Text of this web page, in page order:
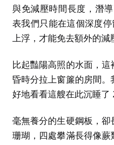
與免減壓時間長度，潛
表我們只能在這個深度
上浮，才能免去額外的減
比起豔陽高照的水面，
昏時分拉上窗簾的房間
好地看看這艘在此沉睡了
毫無養分的生硬鋼板，卻
珊瑚，四處攀滿長得像蕨